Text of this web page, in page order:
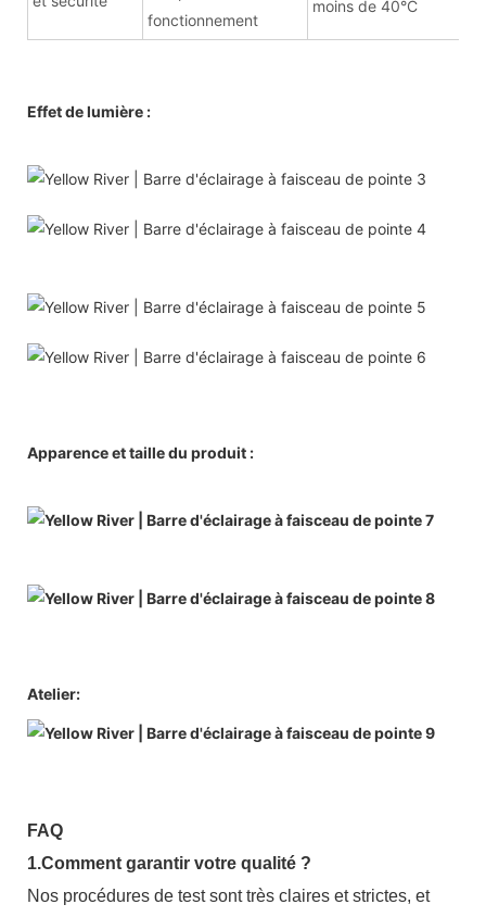
fonctionnement
moins de 40°C
Effet de lumière :
Apparence et taille du produit :
Atelier:
FAQ
1.Comment garantir votre qualité ?
Nos procédures de test sont très claires et strictes, et